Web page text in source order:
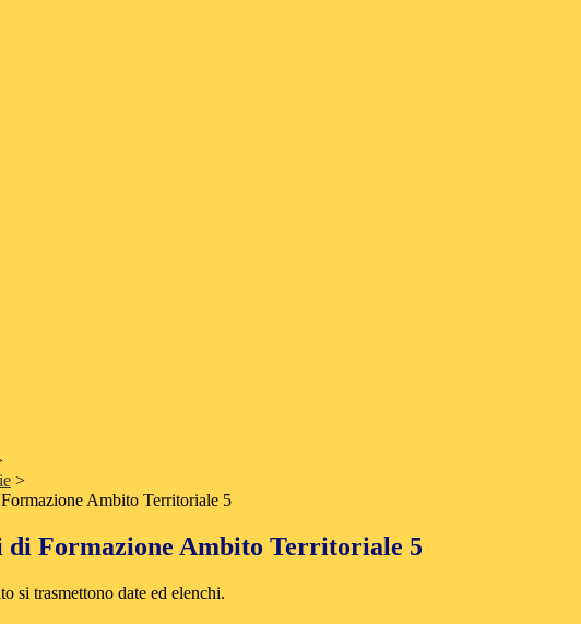
>
Ambito Territoriale 5
di Formazione Ambito Territoriale 5
si trasmettono date ed elenchi.